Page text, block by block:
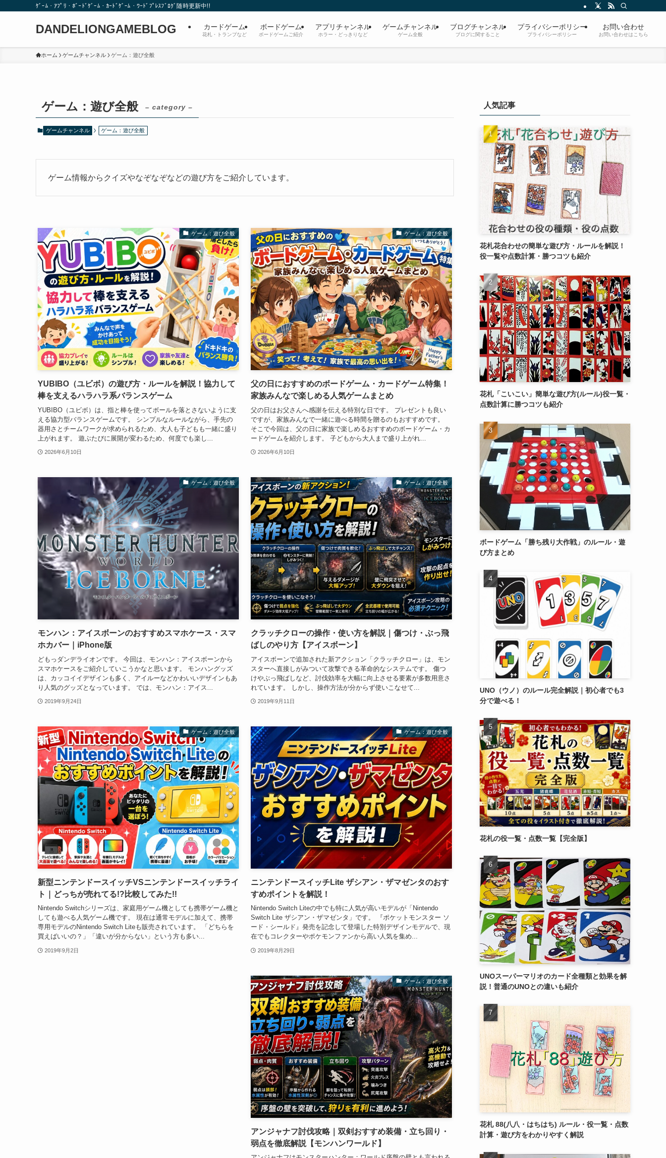
ｹﾞｰﾑ・ｱﾌﾟﾘ・ﾎﾞｰﾄﾞｹﾞｰﾑ・ｶｰﾄﾞｹﾞｰﾑ・ﾜｰﾄﾞﾌﾟﾚｽﾌﾞﾛｸﾞ随時更新中!!
DANDELIONGAMEBLOG カードゲーム
花札・トランプなど
ボードゲーム
ボードゲームご紹介
アプリチャンネル
ホラー・どっきりなど
ゲームチャンネル
ゲーム全般
ブログチャンネル
ブログに関すること
プライバシーポリシー
プライバシーポリシー
お問い合わせ
お問い合わせはこちら
ホーム ゲームチャンネル ゲーム：遊び全般
ゲーム：遊び全般 – category –
ゲームチャンネル ゲーム：遊び全般
ゲーム情報からクイズやなぞなぞなどの遊び方をご紹介しています。
ゲーム：遊び全般
YUBIBO（ユビボ）の遊び方・ルールを解説！協力して
棒を支えるハラハラ系バランスゲーム
YUBIBO（ユビボ）は、指と棒を使ってボールを落とさないように支
える協力型バランスゲームです。 シンプルなルールながら、手先の
器用さとチームワークが求められるため、大人も子どもも一緒に盛り
上がれます。 遊ぶたびに展開が変わるため、何度でも楽し...
2026年6月10日
ゲーム：遊び全般
父の日におすすめのボードゲーム・カードゲーム特集！
家族みんなで楽しめる人気ゲームまとめ
父の日はお父さんへ感謝を伝える特別な日です。 プレゼントも良い
ですが、家族みんなで一緒に遊べる時間を贈るのもおすすめです。
そこで今回は、父の日に家族で楽しめるおすすめのボードゲーム・カ
ードゲームを紹介します。 子どもから大人まで盛り上がれ...
2026年6月10日
ゲーム：遊び全般
モンハン：アイスボーンのおすすめスマホケース・スマ
ホカバー｜iPhone版
どもっダンデライオンです。 今回は、モンハン：アイスボーンから
スマホケースをご紹介していこうかなと思います。 モンハングッズ
は、カッコイイデザインも多く、アイルーなどかわいいデザインもあ
り人気のグッズとなっています。 では、モンハン：アイス...
2019年9月24日
ゲーム：遊び全般
クラッチクローの操作・使い方を解説｜傷つけ・ぶっ飛
ばしのやり方【アイスボーン】
アイスボーンで追加された新アクション「クラッチクロー」は、モン
スターへ直接しがみついて攻撃できる革命的なシステムです。 傷つ
けやぶっ飛ばしなど、討伐効率を大幅に向上させる要素が多数用意さ
れています。 しかし、操作方法が分からず使いこなせて...
2019年9月11日
ゲーム：遊び全般
新型ニンテンドースイッチVSニンテンドースイッチライ
ト｜どっちが売れてる!?比較してみた!!
Nintendo Switchシリーズは、家庭用ゲーム機としても携帯ゲーム機と
しても遊べる人気ゲーム機です。 現在は通常モデルに加えて、携帯
専用モデルのNintendo Switch Liteも販売されています。 「どちらを
買えばいいの？」「違いが分からない」という方も多い...
2019年9月2日
ゲーム：遊び全般
ニンテンドースイッチLite ザシアン・ザマゼンタのおす
すめポイントを解説！
Nintendo Switch Liteの中でも特に人気が高いモデルが「Nintendo
Switch Lite ザシアン・ザマゼンタ」です。 『ポケットモンスター ソ
ード・シールド』発売を記念して登場した特別デザインモデルで、現
在でもコレクターやポケモンファンから高い人気を集め...
2019年8月29日
ゲーム：遊び全般
アンジャナフ討伐攻略｜双剣おすすめ装備・立ち回り・
弱点を徹底解説【モンハンワールド】
人気記事
花札花合わせの簡単な遊び方・ルールを解説！
役一覧や点数計算・勝つコツも紹介
花札「こいこい」簡単な遊び方(ルール)役一覧・
点数計算に勝つコツも紹介
ボードゲーム「勝ち残り大作戦」のルール・遊
び方まとめ
UNO（ウノ）のルール完全解説｜初心者でも3
分で遊べる！
花札の役一覧・点数一覧【完全版】
UNOスーパーマリオのカード全種類と効果を解
説！普通のUNOとの違いも紹介
花札 88(八八・はちはち) ルール・役一覧・点数
計算・遊び方をわかりやすく解説